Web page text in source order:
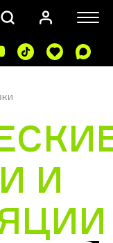
ПОИСК И